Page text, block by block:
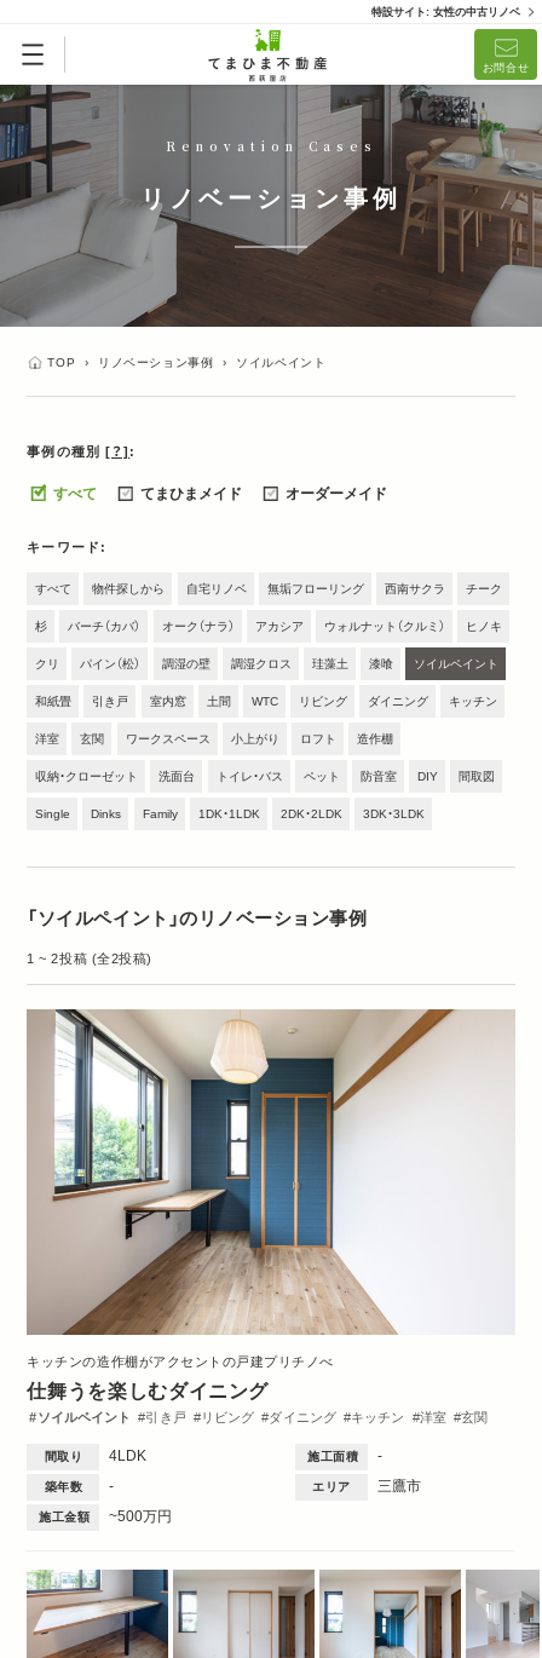
特設サイト: 女性の中古リノベ
お問合せ
Renovation Cases
リノベーション事例
TOP › リノベーション事例 › ソイルペイント
事例の種別 [？]
すべて てまひまメイド オーダーメイド
キーワード
すべて 物件探しから 自宅リノベ 無垢フローリング 西南サクラ チーク
杉 バーチ（カバ） オーク（ナラ） アカシア ウォルナット（クルミ） ヒノキ
クリ パイン（松） 調湿の壁 調湿クロス 珪藻土 漆喰 ソイルペイント
和紙畳 引き戸 室内窓 土間 WTC リビング ダイニング キッチン
洋室 玄関 ワークスペース 小上がり ロフト 造作棚
収納・クローゼット 洗面台 トイレ・バス ペット 防音室 DIY 間取図
Single Dinks Family 1DK・1LDK 2DK・2LDK 3DK・3LDK
「ソイルペイント」のリノベーション事例
1 ~ 2投稿 (全2投稿)
キッチンの造作棚がアクセントの戸建プリチノべ
仕舞うを楽しむダイニング
ソイルペイント 引き戸 リビング ダイニング キッチン 洋室
玄関
間取り 4LDK 施工面積 -
築年数 - エリア 三鷹市
施工金額 ~500万円